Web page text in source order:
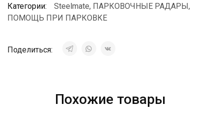
Категории:
Steelmate, ПАРКОВОЧНЫЕ РАДАРЫ,
ПОМОЩЬ ПРИ ПАРКОВКЕ
Поделиться:
Похожие товары